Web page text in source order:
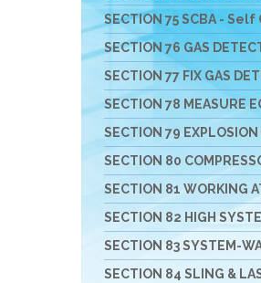
SECTION 75 SCBA -
SECTION 76 GAS
SECTION 77 FIX GAS
SECTION 78 MEASURE
SECTION 79
SECTION 80
SECTION 81 WORKING
SECTION 82 HIGH
SECTION 83 SYSTEM-
SECTION 84 SLING &